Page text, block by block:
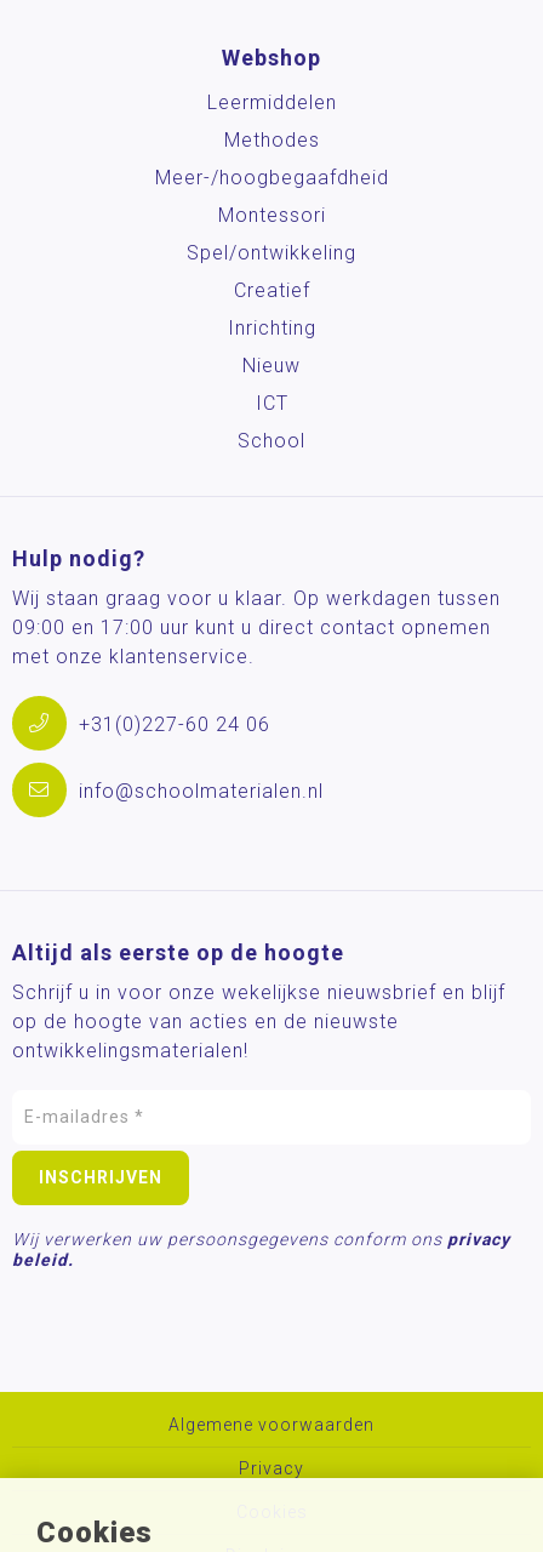
Cookies
Webshop
Leermiddelen
Methodes
Meer-/hoog­begaafdheid
Montessori
Spel/ontwikkeling
Creatief
Inrichting
Nieuw
ICT
School
Hulp nodig?
Wij staan graag voor u klaar. Op werkdagen tussen
09:00 en 17:00 uur kunt u direct contact opnemen
met onze klantenservice.
+31(0)227-60 24 06
info@schoolmaterialen.nl
Altijd als eerste op de hoogte
Schrijf u in voor onze wekelijkse nieuwsbrief en blijf
op de hoogte van acties en de nieuwste
ontwikkelingsmaterialen!
Wij verwerken uw persoonsgegevens conform ons privacy
beleid.
Algemene voorwaarden
Privacy